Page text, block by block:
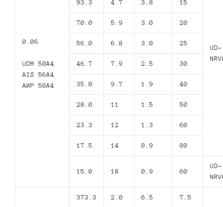
0.06
UDM 50A4
AIS 56A4
AИР 50А4
UD-
93.3 4.7 3.8 15
70.0 5.9 3.0 20
56.0 6.8 3.0 25
46.7 7.9 2.5 30
35.0 9.7 1.9 40
28.0 11 1.5 50
23.3 12 1.3 60
17.5 14 0.9 80
15.0 18 0.9 60
UD-
373.3 2.0 6.5 7.5